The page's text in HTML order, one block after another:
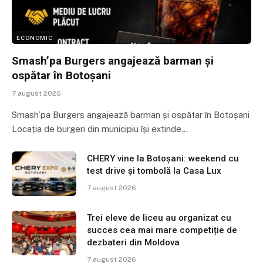
ECONOMIC
Smash’pa Burgers angajează barman și
ospătar în Botoșani
7 august 2026
Smash’pa Burgers angajează barman și ospătar în Botoșani
Locația de burgeri din municipiu își extinde…
CHERY vine la Botoșani: weekend cu
test drive și tombolă la Casa Lux
7 august 2026
Trei eleve de liceu au organizat cu
succes cea mai mare competiție de
dezbateri din Moldova
7 august 2026